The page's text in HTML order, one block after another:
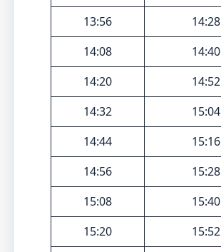
13:56
14:28
14:08
14:40
14:20
14:52
14:32
15:04
14:44
15:16
14:56
15:28
15:08
15:40
15:20
15:52